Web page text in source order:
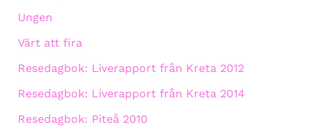
Ungen
Värt att fira
Resedagbok: Liverapport från Kreta 2012
Resedagbok: Liverapport från Kreta 2014
Resedagbok: Piteå 2010